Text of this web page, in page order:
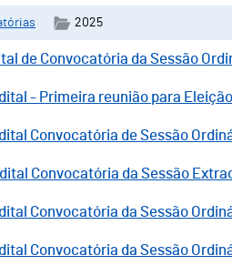
2025
de Convocatória da Sessão
- Primeira reunião para
Convocatória de Sessão
Convocatória da Sessão
Convocatória da Sessão
Convocatória da Sessão